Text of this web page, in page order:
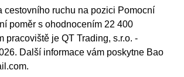
cestovního ruchu na pozici Pomocní
poměr s ohodnocením 22 400
je QT Trading, s.r.o. -
Další informace vám poskytne Bao